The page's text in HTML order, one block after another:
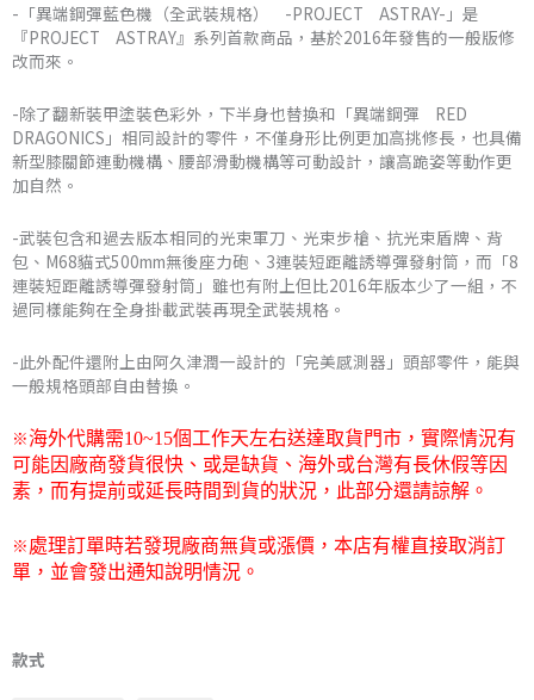
範
NT$8,640
NT$17,830
-「異端鋼彈藍色機（全武裝規格） -PROJECT ASTRAY-」是
『PROJECT ASTRAY』系列首款商品，基於2016年發售的一般版修
改而來。
-除了翻新裝甲塗裝色彩外，下半身也替換和「異端鋼彈 RED
DRAGONICS」相同設計的零件，不僅身形比例更加高挑修長，也具備
新型膝關節連動機構、腰部滑動機構等可動設計，讓高跪姿等動作更
加自然。
-武裝包含和過去版本相同的光束軍刀、光束步槍、抗光束盾牌、背
包、M68貓式500mm無後座力砲、3連裝短距離誘導彈發射筒，而「8
連裝短距離誘導彈發射筒」雖也有附上但比2016年版本少了一組，不
過同樣能夠在全身掛載武裝再現全武裝規格。
-此外配件還附上由阿久津潤一設計的「完美感測器」頭部零件，能與
一般規格頭部自由替換。
※海外代購需10~15個工作天左右送達取貨門市， 實際情況有
可能因廠商發貨很快、或是缺貨、海外或台灣有長休假等因
素，而有提前或延長時間到貨的狀況，此部分還請諒解。
※處理訂單時若發現廠商無貨或漲價，本店有權直接取消訂
單，並會發出通知說明情況。
款式
代